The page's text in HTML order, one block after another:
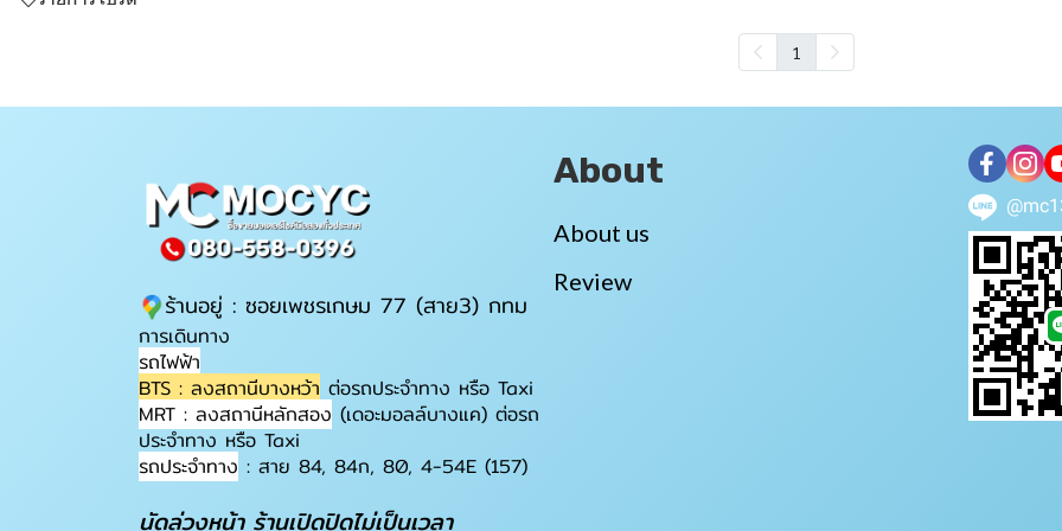
1
ร้านอยู่ : ซอยเพชรเกษม 77 (สาย3) กทม
การเดินทาง
รถไฟฟ้า
BTS : ลงสถานีบางหว้า ต่อรถประจำทาง หรือ Taxi
MRT : ลงสถานีหลักสอง (เดอะมอลล์บางแค) ต่อรถ
ประจำทาง หรือ Taxi
รถประจำทาง : สาย 84, 84ก, 80, 4-54E (157)
นัดล่วงหน้า ร้านเปิดปิดไม่เป็นเวลา
About
About us
Review